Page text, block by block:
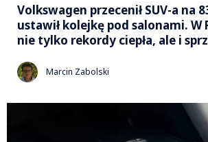
Volkswagen przecenił SUV-a na
ustawił kolejkę pod salonami. W
nie tylko rekordy ciepła, ale i
Marcin Zabolski